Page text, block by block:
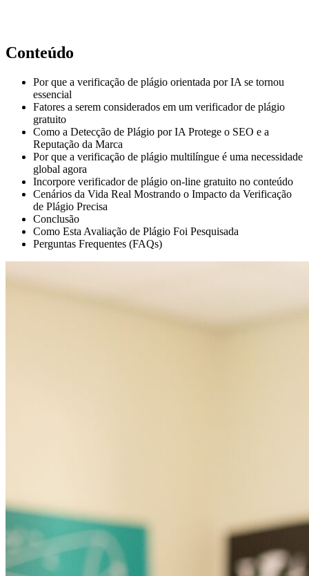
Conteúdo
Por que a verificação de plágio orientada por IA se tornou
essencial
Fatores a serem considerados em um verificador de plágio
gratuito
Como a Detecção de Plágio por IA Protege o SEO e a
Reputação da Marca
Por que a verificação de plágio multilíngue é uma necessidade
global agora
Incorpore verificador de plágio on-line gratuito no conteúdo
Cenários da Vida Real Mostrando o Impacto da Verificação
de Plágio Precisa
Conclusão
Como Esta Avaliação de Plágio Foi Pesquisada
Perguntas Frequentes (FAQs)